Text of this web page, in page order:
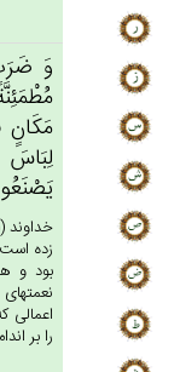
وَ
مَكَان‌ٍ
خداوند
زده
بود و
اعمالى
را بر